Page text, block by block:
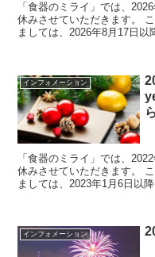
「食器のミライ」では、
休みさせていただきます。
ましては、2026年8月17日以
インフォメーション
「食器のミライ」では、
休みさせていただきます。
ましては、2023年1月6日以
インフォメーション